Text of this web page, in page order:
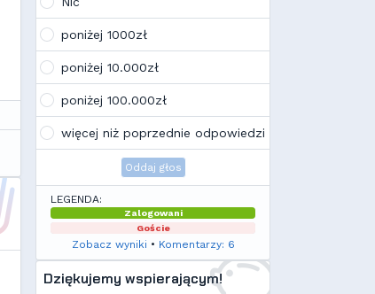
wskazują, że ten rok będzie rokiem
Linuxa, rokiem odejścia od
discorda na rzecz forów
internetowych
K Kamilek
Ale klimat tu znowu wrócić!
poniżej 1000zł
poniżej 10.000zł
poniżej 100.000zł
więcej niż poprzednie odpowiedzi
Oddaj głos
LEGENDA:
Zalogowani
Goście
Zobacz wyniki • Komentarzy: 6
Dziękujemy wspierającym!